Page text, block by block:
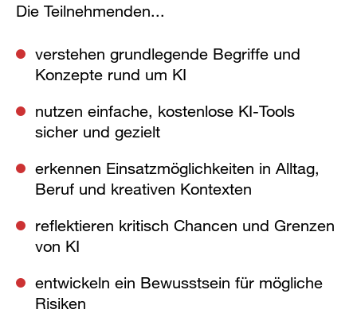
Die Teilnehmenden...
verstehen grundlegende Begriffe und
Konzepte rund um KI
nutzen einfache, kostenlose KI-Tools
sicher und gezielt
erkennen Einsatzmöglichkeiten in Alltag,
Beruf und kreativen Kontexten
reflektieren kritisch Chancen und Grenzen
von KI
entwickeln ein Bewusstsein für mögliche
Risiken